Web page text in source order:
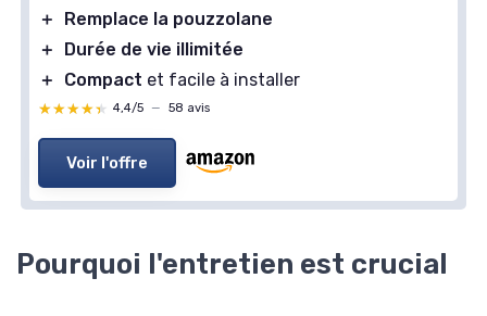
＋
Remplace la pouzzolane
＋
Durée de vie illimitée
＋
Compact et facile à installer
★★★★★
★★★★★ 4,4/5 — 58 avis
Voir l'offre
Pourquoi l'entretien est crucial